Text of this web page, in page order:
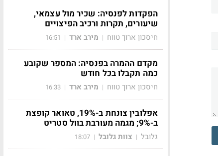
הפקדות לפנסיה: שכיר מול עצמאי,
שיעורים, תקרות ורכיב הפיצויים
חיסכון ארוך טווח | מירב ארד |
16:51
מקדם ההמרה בפנסיה: המספר שקובע
כמה תקבלו בכל חודש
חיסכון ארוך טווח | מירב ארד |
16:33
אפלובין צונחת ב-19%, טאואר קופצת
ב-9%; מגמה מעורבת בוול סטריט
גלובל | צוות גלובל |
18:07